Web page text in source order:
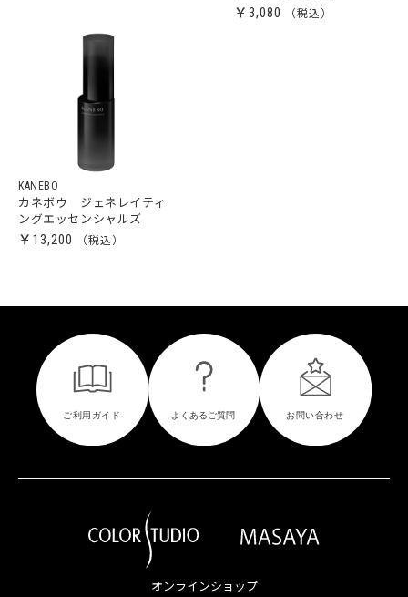
￥3,080
KANEBO
カネボウ ジェネレイティ
ングエッセンシャルズ
￥13,200
オンラインショップ